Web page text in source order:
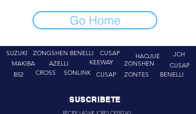
Go Home
SUZUKI
ZONGSHEN
MAKIBA
AZELLI
BENELLI
CUSAP
KEEWAY
B52
CROSS SONLINK CUSAP
HAOJUE
JCH
ZONSHEN
ZONTES
CUSAP
BENELLI
SUSCRIBETE